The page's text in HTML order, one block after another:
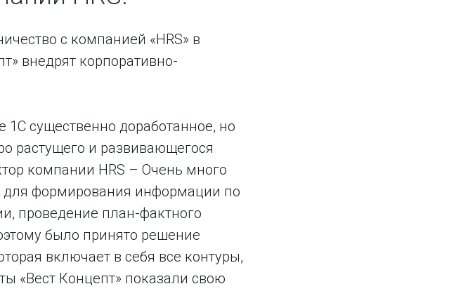
с компанией «HRS» в
внедрят корпоративно-
существенно доработанное, но
растущего и развивающегося
компании HRS – Очень много
формирования информации по
проведение план-фактного
было принято решение
включает в себя все контуры,
«Вест Концепт» показали свою